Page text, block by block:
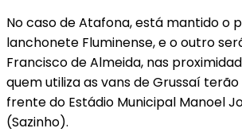
No caso de Atafona, está mantido o
lanchonete Fluminense, e o outro
Francisco de Almeida, nas
quem utiliza as vans de Grussaí
frente do Estádio Municipal Manoel
(Sazinho).